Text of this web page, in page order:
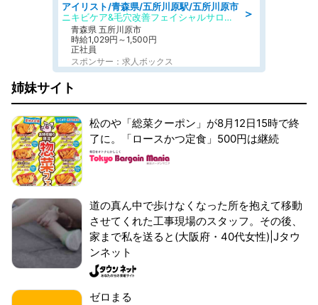
＞
アイリスト/青森県/五所川原駅/五所川原市
ニキビケア&毛穴改善フェイシャルサロン BELDAD
青森県 五所川原市
時給1,029円～1,500円
正社員
スポンサー：求人ボックス
姉妹サイト
松のや「総菜クーポン」が8月12日15時で終
了に。「ロースかつ定食」500円は継続
道の真ん中で歩けなくなった所を抱えて移動
させてくれた工事現場のスタッフ。その後、
家まで私を送ると(大阪府・40代女性)|Jタウ
ンネット
ゼロまる